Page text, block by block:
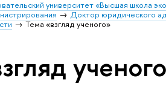
университет «Высшая школа
Доктор юридического
Тема «взгляд ученого»